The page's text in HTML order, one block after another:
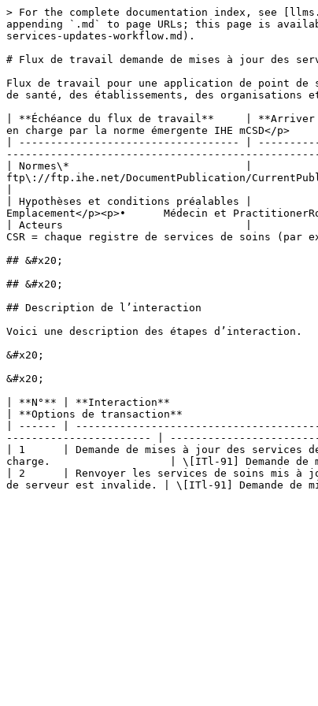
> For the complete documentation index, see
appending `.md` to page URLs; this page is
services-updates-workflow.md).
# Flux de travail demande de mises à jour des
Flux de travail pour une application de point
de santé, des établissements, des organisations
| **Échéance du flux de travail**     |
en charge par la norme émergente IHE
| ----------------------------------- |
| Normes\*                            |
ftp\://ftp.ihe.net/DocumentPublication/
| Hypothèses et conditions préalables |
Emplacement</p><p>•      Médecin et
| Acteurs                             |
CSR = chaque registre de services de soins (par
## &#x20;
## &#x20;
## Description de l’interaction
Voici une description des étapes d’interaction.
&#x20;
&#x20;
| **N°** | **Interaction**
| **Options de transaction**
| ------ |
----------------------- |
| 1      | Demande de mises à jour des services
charge.                   | \[ITl-91] Demande de
| 2      | Renvoyer les services de soins mis à